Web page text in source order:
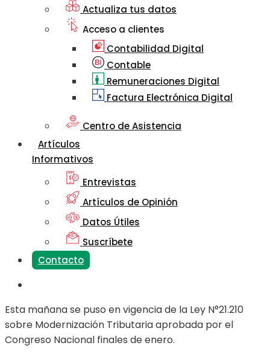
Actualiza tus datos
Acceso a clientes
Contabilidad Digital
Contable
Remuneraciones Digital
Factura Electrónica Digital
Centro de Asistencia
Artículos
Informativos
Entrevistas
Artículos de Opinión
Datos Útiles
Suscríbete
Contacto
Esta mañana se puso en vigencia de la Ley N°21.210
sobre Modernización Tributaria aprobada por el
Congreso Nacional finales de enero.